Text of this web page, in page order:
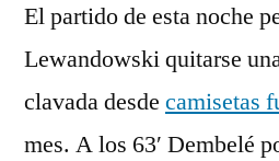
El partido de esta noche
Lewandowski quitarse
clavada desde camisetas
mes. A los 63′ Dembelé